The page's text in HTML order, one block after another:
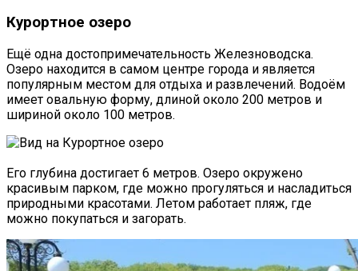
Курортное озеро
Ещё одна достопримечательность Железноводска.
Озеро находится в самом центре города и является
популярным местом для отдыха и развлечений. Водоём
имеет овальную форму, длиной около 200 метров и
шириной около 100 метров.
Его глубина достигает 6 метров. Озеро окружено
красивым парком, где можно прогуляться и насладиться
природными красотами. Летом работает пляж, где
можно покупаться и загорать.